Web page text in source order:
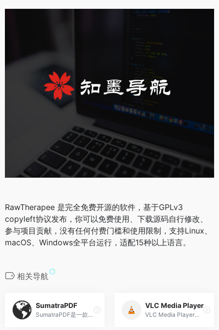
RawTherapee 是完全免费开源的软件‌，基于GPLv3
copyleft协议发布，你可以免费使用、下载源码自行修改、
参与项目贡献，没有任何付费门槛和使用限制，支持Linux、
macOS、Windows全平台运行，适配15种以上语言。
相关导航
SumatraPDF
SumatraPDF是一款由Krzysztof Kowalczyk开发的‌免费开源轻量级PDF阅读器‌，仅支持Windows平台，以极致轻巧、启动速度快为核心特点，是Adobe Acrobat Reader的轻量化替代选择之一‌。
VLC Media Player
VLC Media Player‌是一款自由、开源、跨平台的多媒体播放器及框架，能够播放绝大多数音频、视频文件以及DVD、音频CD、VCD和各类网络流媒体协议。它无需安装额外解码器即可支持MPEG-2、MPEG-4、H.264、MKV、WebM、WMV、MP3等多种格式‌。